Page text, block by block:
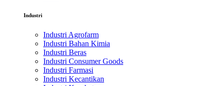
Industri
Industri Agrofarm
Industri Bahan Kimia
Industri Beras
Industri Consumer Goods
Industri Farmasi
Industri Kecantikan